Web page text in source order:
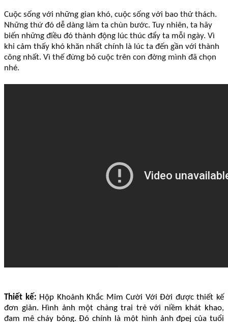
Cuộc sống với những gian khó, cuộc sống với bao thử thách.
Những thứ đó dễ dàng làm ta chùn bước. Tuy nhiên, ta hãy
biến những điều đó thành động lúc thúc đẩy ta mỗi ngày. Vì
khi cảm thấy khó khăn nhất chính là lúc ta đến gần với thành
công nhất. Vì thế đừng bỏ cuộc trên con đờng mình đã chọn
nhé.
Thiết kế: Hộp Khoảnh Khắc Mỉm Cười Với Đời được thiết kế
đơn giản. Hình ảnh một chàng trai trẻ với niềm khát khao,
đam mê cháy bỏng. Đó chính là một hình ảnh đpej của tuổi